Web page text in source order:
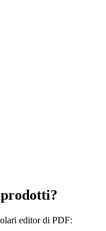
editor di PDF: